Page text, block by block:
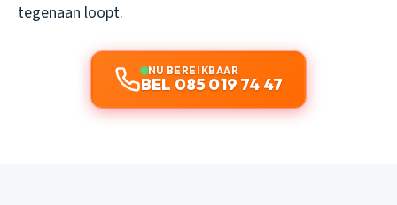
tegenaan loopt.
NU BEREIKBAAR
BEL 085 019 74 47